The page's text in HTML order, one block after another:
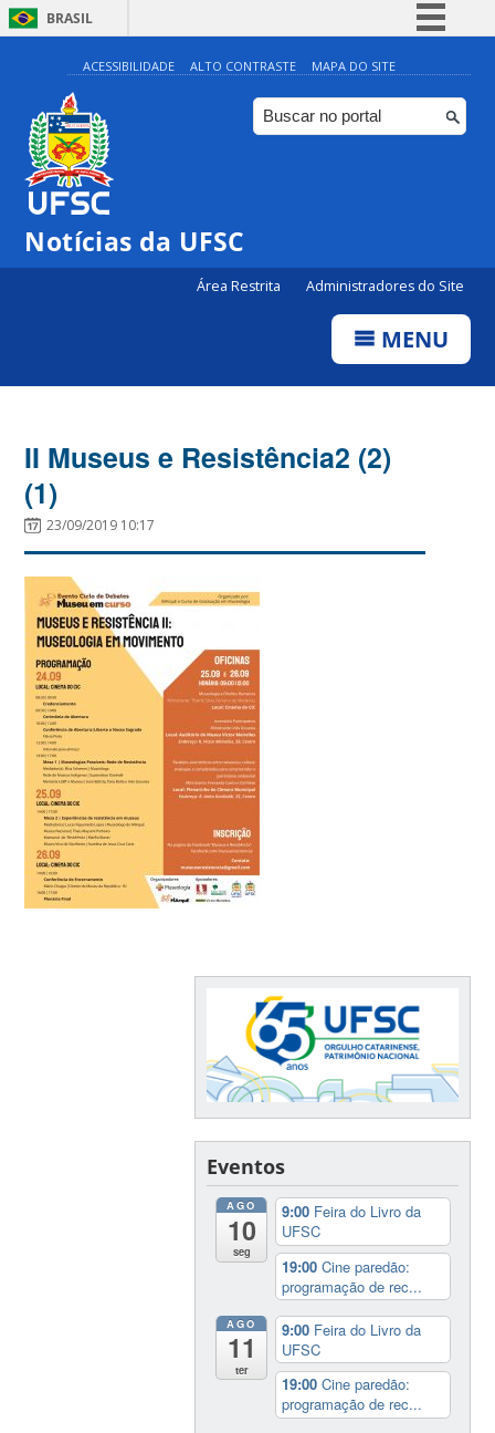
BRASIL
Simplifique!
Comunica BR
Participe
ACESSIBILIDADE ALTO CONTRASTE MAPA DO SITE
Notícias da UFSC
Área Restrita Administradores do Site
MENU
II Museus e Resistência2 (2)
(1)
23/09/2019 10:17
Eventos
AGO
10
seg
9:00 Feira do Livro da
UFSC
19:00Cine paredão:
programação de rec...
AGO
11
ter
9:00 Feira do Livro da
UFSC
19:00Cine paredão:
programação de rec...